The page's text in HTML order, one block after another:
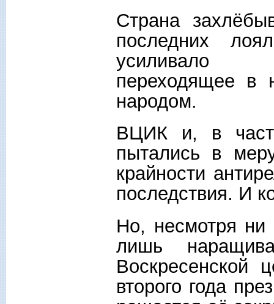
Страна
последних
усиливало
переходящее в
народом.
ВЦИК и, в
пытались в
крайности
последствия. И
Но, несмотря ни
лишь
Воскресенской
второго года